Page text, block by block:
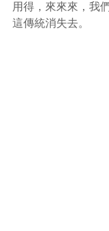
用得，來來來，我
這傳統消失去。